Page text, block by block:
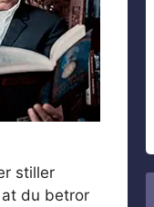
stiller
du betror